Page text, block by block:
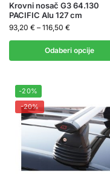
Krovni nosač G3 64.130
PACIFIC Alu 127 cm
93,20 € – 116,50 €
Odaberi opcije
-20%
-20%